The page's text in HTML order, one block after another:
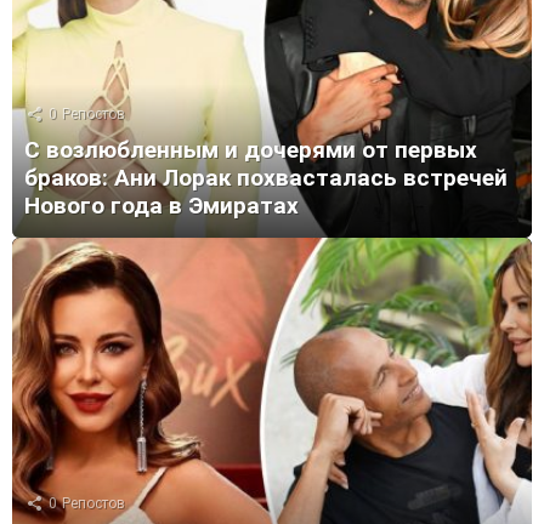
0 Репостов
С возлюбленным и дочерями от первых
браков: Ани Лорак похвасталась встречей
Нового года в Эмиратах
0 Репостов